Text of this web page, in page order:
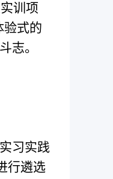
训项
验式的
志。
习实践
行遴选